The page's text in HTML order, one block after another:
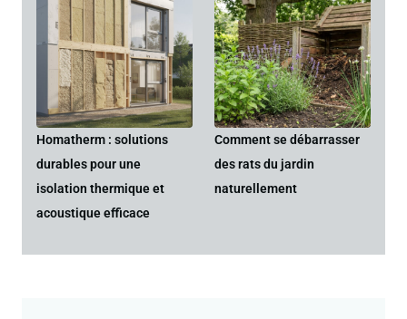
Homatherm : solutions
durables pour une
isolation thermique et
acoustique efficace
Comment se débarrasser
des rats du jardin
naturellement